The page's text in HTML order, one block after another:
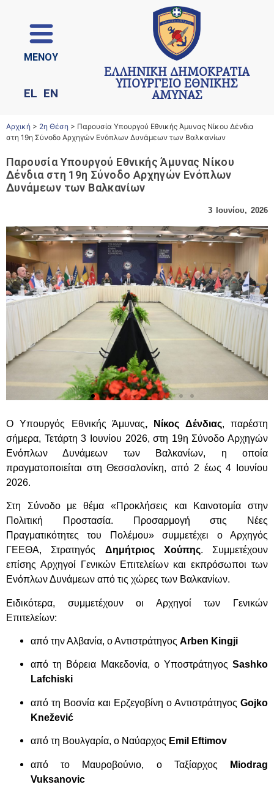
ΜΕΝΟΥ
EL EN
ΕΛΛΗΝΙΚΗ ΔΗΜΟΚΡΑΤΙΑ
ΥΠΟΥΡΓΕΙΟ ΕΘΝΙΚΗΣ
ΑΜΥΝΑΣ
Αρχική > 2η Θέση > Παρουσία Υπουργού Εθνικής Άμυνας Νίκου Δένδια
στη 19η Σύνοδο Αρχηγών Ενόπλων Δυνάμεων των Βαλκανίων
Παρουσία Υπουργού Εθνικής Άμυνας Νίκου
Δένδια στη 19η Σύνοδο Αρχηγών Ενόπλων
Δυνάμεων των Βαλκανίων
3 Ιουνίου, 2026
Ο Υπουργός Εθνικής Άμυνας, Νίκος Δένδιας, παρέστη
σήμερα, Τετάρτη 3 Ιουνίου 2026, στη 19η Σύνοδο Αρχηγών
Ενόπλων Δυνάμεων των Βαλκανίων, η οποία
πραγματοποιείται στη Θεσσαλονίκη, από 2 έως 4 Ιουνίου
2026.
Στη Σύνοδο με θέμα «Προκλήσεις και Καινοτομία στην
Πολιτική Προστασία. Προσαρμογή στις Νέες
Πραγματικότητες του Πολέμου» συμμετέχει ο Αρχηγός
ΓΕΕΘΑ, Στρατηγός Δημήτριος Χούπης. Συμμετέχουν
επίσης Αρχηγοί Γενικών Επιτελείων και εκπρόσωποι των
Ενόπλων Δυνάμεων από τις χώρες των Βαλκανίων.
Ειδικότερα, συμμετέχουν οι Αρχηγοί των Γενικών
Επιτελείων:
από την Αλβανία, ο Αντιστράτηγος Arben Kingji
από τη Βόρεια Μακεδονία, ο Υποστράτηγος Sashko
Lafchiski
από τη Βοσνία και Ερζεγοβίνη ο Αντιστράτηγος Gojko
Knežević
από τη Βουλγαρία, ο Ναύαρχος Emil Eftimov
από το Μαυροβούνιο, ο Ταξίαρχος
Miodrag
Vuksanovic